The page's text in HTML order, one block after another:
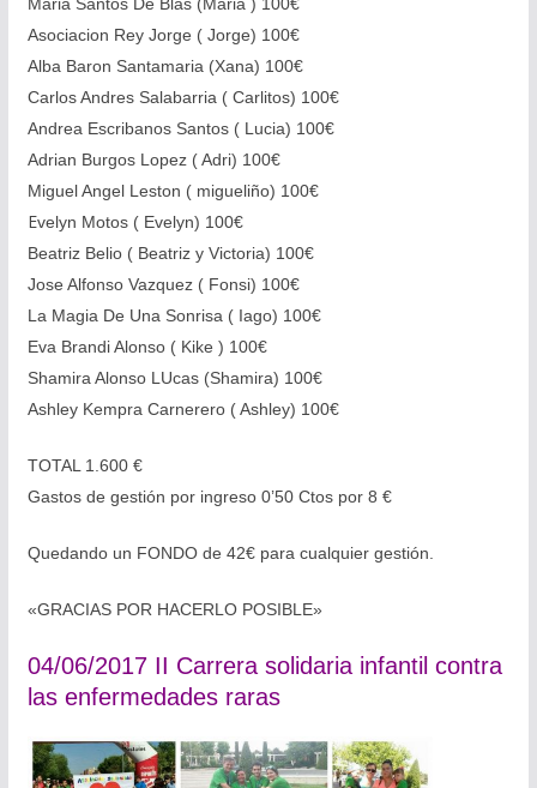
Asociacion Rey Jorge ( Jorge) 100€
Alba Baron Santamaria (Xana) 100€
Carlos Andres Salabarria ( Carlitos) 100€
Andrea Escribanos Santos ( Lucia) 100€
Adrian Burgos Lopez ( Adri) 100€
Miguel Angel Leston ( migueliño) 100€
Evelyn Motos ( Evelyn) 100€
Beatriz Belio ( Beatriz y Victoria) 100€
Jose Alfonso Vazquez ( Fonsi) 100€
La Magia De Una Sonrisa ( Iago) 100€
Eva Brandi Alonso ( Kike ) 100€
Shamira Alonso LUcas (Shamira) 100€
Ashley Kempra Carnerero ( Ashley) 100€
TOTAL 1.600 €
Gastos de gestión por ingreso 0’50 Ctos por 8 €
Quedando un FONDO de 42€ para cualquier gestión.
«GRACIAS POR HACERLO POSIBLE»
04/06/2017 II Carrera solidaria infantil contra
las enfermedades raras